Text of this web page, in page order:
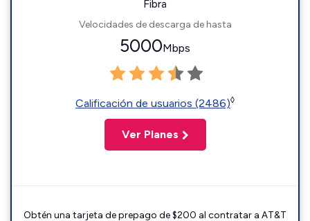
Fibra
Velocidades de descarga de hasta
5000Mbps
Calificación de usuarios (2486)◊
Ver Planes
Obtén una tarjeta de prepago de $200 al contratar a AT&T